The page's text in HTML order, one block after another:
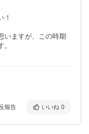
！
いますが、この時期
報告 いいね 0